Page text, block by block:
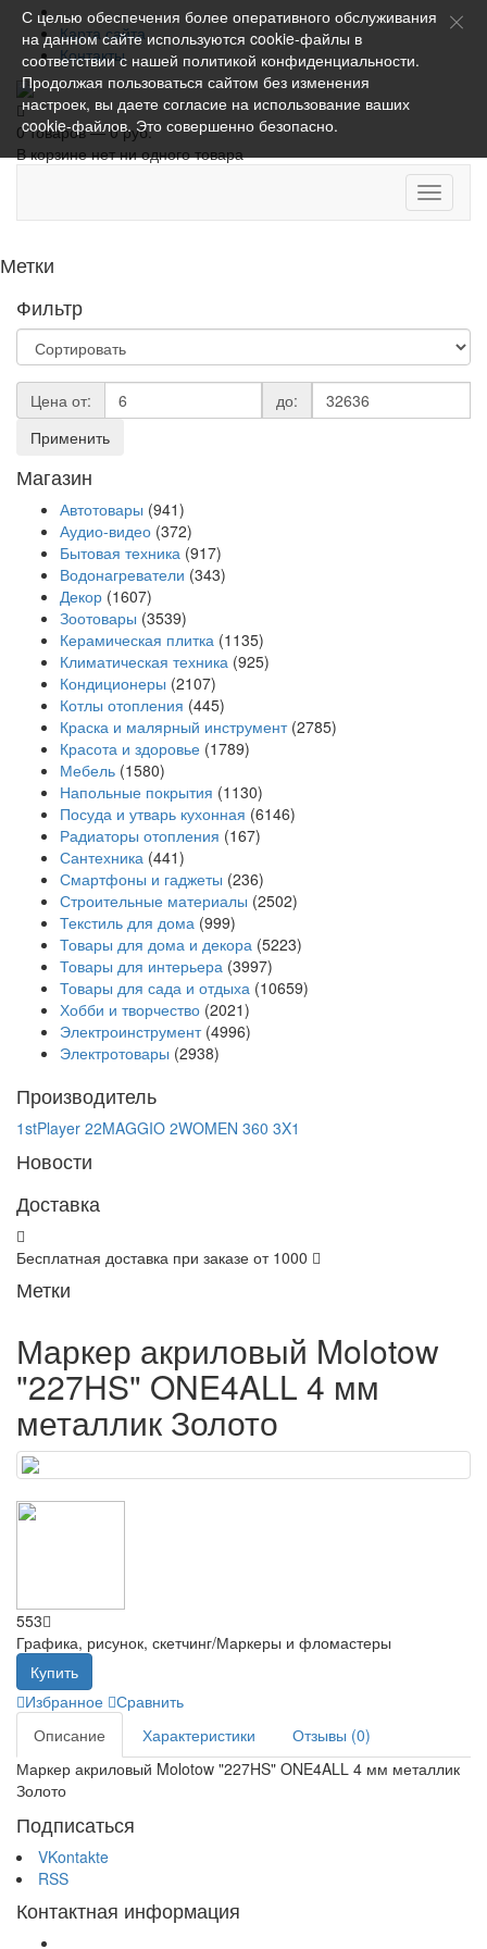
Карта сайта
Контакты
0 товаров — 0 руб.
В корзине нет ни одного товара
Toggle
Метки
Фильтр
Цена от:
до:
Применить
Магазин
Автотовары (941)
Аудио-видео (372)
Бытовая техника (917)
Водонагреватели (343)
Декор (1607)
Зоотовары (3539)
Керамическая плитка (1135)
Климатическая техника (925)
Кондиционеры (2107)
Котлы отопления (445)
Краска и малярный инструмент (2785)
Красота и здоровье (1789)
Мебель (1580)
Напольные покрытия (1130)
Посуда и утварь кухонная (6146)
Радиаторы отопления (167)
Сантехника (441)
Смартфоны и гаджеты (236)
Строительные материалы (2502)
Текстиль для дома (999)
Товары для дома и декора (5223)
Товары для интерьера (3997)
Товары для сада и отдыха (10659)
Хобби и творчество (2021)
Электроинструмент (4996)
Электротовары (2938)
Производитель
1stPlayer 22MAGGIO 2WOMEN 360 3X1
Новости
Доставка
Бесплатная доставка при заказе от 1000
Метки
Маркер акриловый Molotow
"227HS" ONE4ALL 4 мм
металлик Золото
553
Графика, рисунок, скетчинг/Маркеры и фломастеры
Купить
Избранное Сравнить
Описание
Характеристики
Отзывы (0)
Маркер акриловый Molotow "227HS" ONE4ALL 4 мм металлик
Золото
Подписаться
VKontakte
RSS
Контактная информация
С целью обеспечения более оперативного обслуживания
на данном сайте используются cookie-файлы в
соответствии с нашей политикой конфиденциальности.
Продолжая пользоваться сайтом без изменения
настроек, вы даете согласие на использование ваших
cookie-файлов. Это совершенно безопасно.